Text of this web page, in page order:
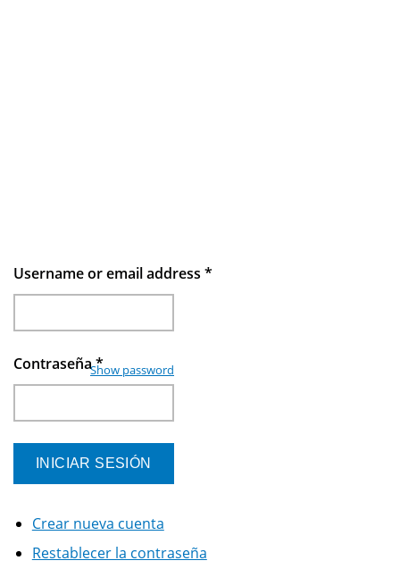
Username or email address *
Contraseña*
Show password
Crear nueva cuenta
Restablecer la contraseña